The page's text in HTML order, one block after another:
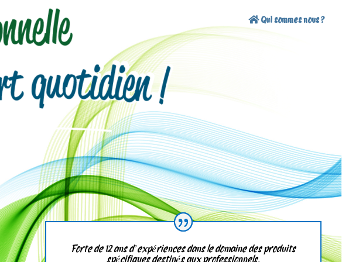
Qui sommes nous ?
Forte de 12 ans d’expériences dans le domaine des produits